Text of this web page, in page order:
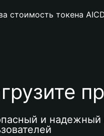
стоимость токена
и надежный